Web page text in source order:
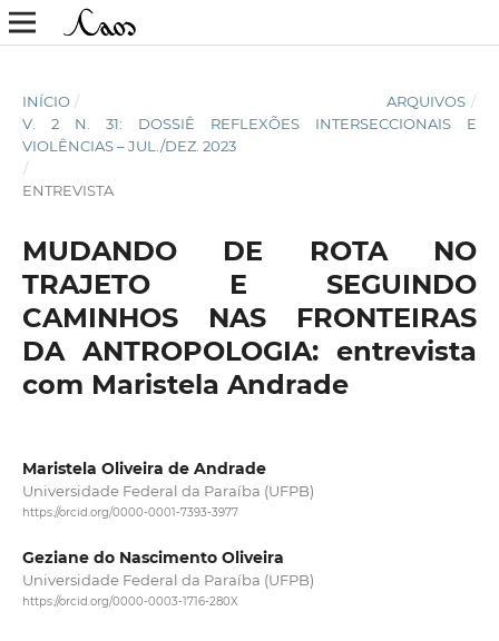
INÍCIO / ARQUIVOS /
V. 2 N. 31: DOSSIÊ REFLEXÕES INTERSECCIONAIS E
VIOLÊNCIAS – JUL./DEZ. 2023
/
ENTREVISTA
MUDANDO DE ROTA NO
TRAJETO E SEGUINDO
CAMINHOS NAS FRONTEIRAS
DA ANTROPOLOGIA: entrevista
com Maristela Andrade
Maristela Oliveira de Andrade
Universidade Federal da Paraíba (UFPB)
https://orcid.org/0000-0001-7393-3977
Geziane do Nascimento Oliveira
Universidade Federal da Paraíba (UFPB)
https://orcid.org/0000-0003-1716-280X